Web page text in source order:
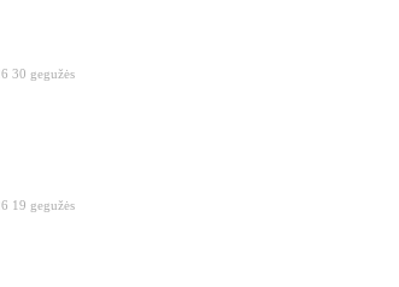
30 gegužės
19 gegužės